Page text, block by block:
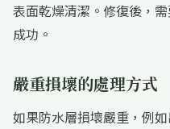
表面乾燥清潔。修復後，
成功。
嚴重損壞的處理方式
如果防水層損壞嚴重，例